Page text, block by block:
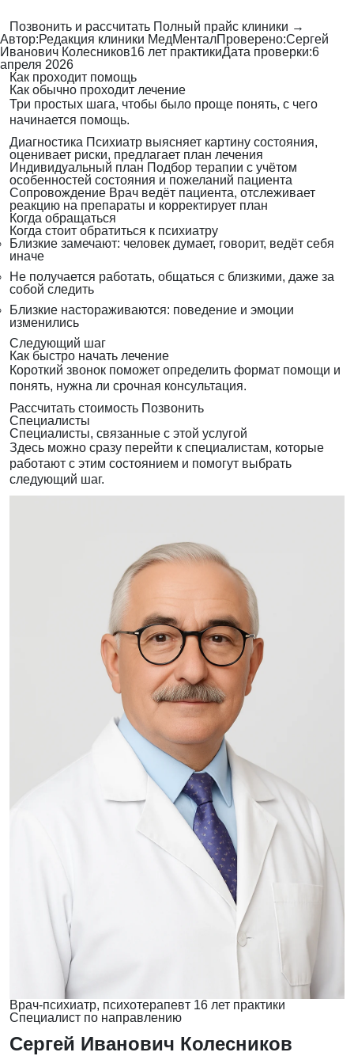
Позвонить и рассчитать Полный прайс клиники →
Автор:Редакция клиники МедМенталПроверено:Сергей
Иванович Колесников16 лет практикиДата проверки:6
апреля 2026
Как проходит помощь
Как обычно проходит лечение
Три простых шага, чтобы было проще понять, с чего
начинается помощь.
Диагностика Психиатр выясняет картину состояния,
оценивает риски, предлагает план лечения
Индивидуальный план Подбор терапии с учётом
особенностей состояния и пожеланий пациента
Сопровождение Врач ведёт пациента, отслеживает
реакцию на препараты и корректирует план
Когда обращаться
Когда стоит обратиться к психиатру
Близкие замечают: человек думает, говорит, ведёт себя
иначе
Не получается работать, общаться с близкими, даже за
собой следить
Близкие настораживаются: поведение и эмоции
изменились
Следующий шаг
Как быстро начать лечение
Короткий звонок поможет определить формат помощи и
понять, нужна ли срочная консультация.
Рассчитать стоимость Позвонить
Специалисты
Специалисты, связанные с этой услугой
Здесь можно сразу перейти к специалистам, которые
работают с этим состоянием и помогут выбрать
следующий шаг.
Врач-психиатр, психотерапевт 16 лет практики
Специалист по направлению
Сергей Иванович Колесников